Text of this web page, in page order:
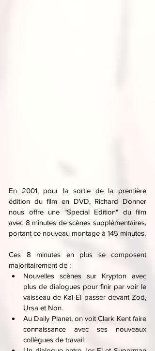
En 2001, pour la sortie de la première
édition du film en DVD, Richard Donner
nous offre une "Special Edition" du film
avec 8 minutes de scènes supplémentaires,
portant ce nouveau montage à 145 minutes.
Ces 8 minutes en plus se composent
majoritairement de :
Nouvelles scènes sur Krypton avec
plus de dialogues pour finir par voir le
vaisseau de Kal-El passer devant Zod,
Ursa et Non.
Au Daily Planet, on voit Clark Kent faire
connaissance avec ses nouveaux
collègues de travail